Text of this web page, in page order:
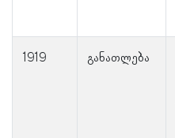
1919 განათლება